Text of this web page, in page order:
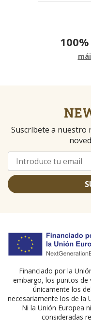
100%
Suscríbete a nuestro
Financiado por la
embargo, los puntos de
únicamente los
necesariamente los de la
Ni la Unión Europea
consideradas